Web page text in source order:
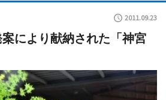
2011.09.23
により献納された「神宮